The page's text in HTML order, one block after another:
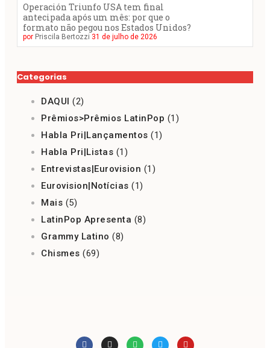
Operación Triunfo USA tem final
antecipada após um mês: por que o
formato não pegou nos Estados Unidos?
por Priscila Bertozzi 31 de julho de 2026
Categorias
DAQUI (2)
Prêmios>Prêmios LatinPop (1)
Habla Pri|Lançamentos (1)
Habla Pri|Listas (1)
Entrevistas|Eurovision (1)
Eurovision|Notícias (1)
Mais (5)
LatinPop Apresenta (8)
Grammy Latino (8)
Chismes (69)